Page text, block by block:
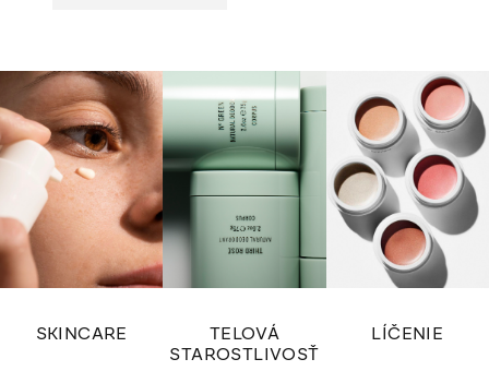
SKINCARE
TELOVÁ
STAROSTLIVOSŤ
LÍČENIE